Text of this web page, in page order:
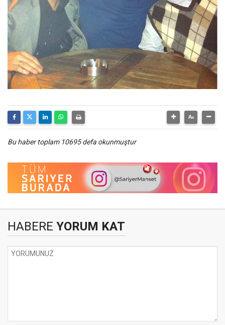
Bu haber toplam 10695 defa okunmuştur
HABERE YORUM KAT